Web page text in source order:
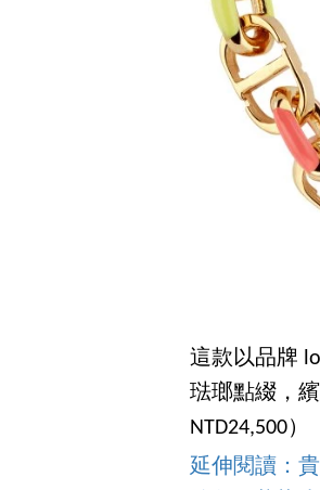
這款以品牌
琺瑯點綴，
NTD24,500）
延伸閱讀：